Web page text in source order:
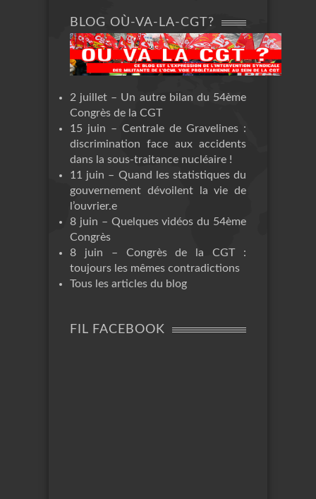
BLOG OÙ-VA-LA-CGT?
2 juillet – Un autre bilan du 54ème
Congrès de la CGT
15 juin – Centrale de Gravelines :
discrimination face aux accidents
dans la sous-traitance nucléaire !
11 juin – Quand les statistiques du
gouvernement dévoilent la vie de
l’ouvrier.e
8 juin – Quelques vidéos du 54ème
Congrès
8 juin – Congrès de la CGT :
toujours les mêmes contradictions
Tous les articles du blog
FIL FACEBOOK